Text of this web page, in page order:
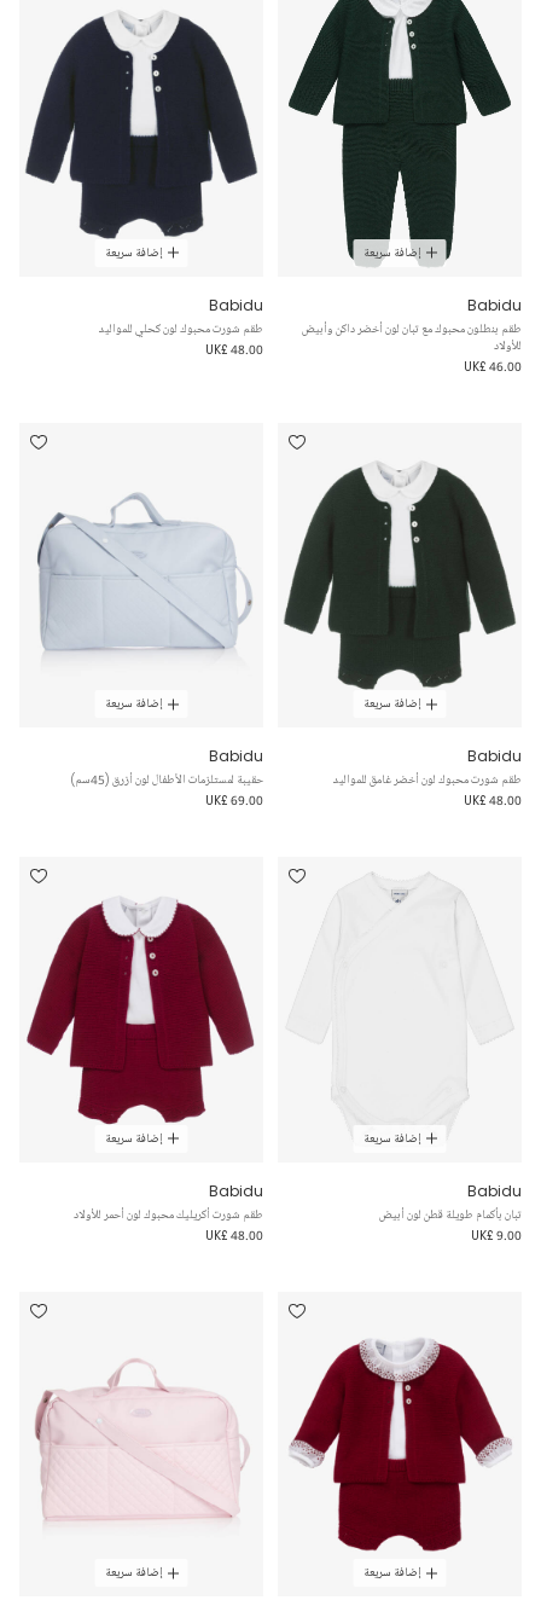
إضافة سريعة
Babidu
طقم بنطلون محبوك مع تبان لون أخضر داكن وأبيض
للأولاد
UK£ 46.00
إضافة سريعة
Babidu
طقم شورت محبوك لون كحلي للمواليد
UK£ 48.00
إضافة سريعة
Babidu
طقم شورت محبوك لون أخضر غامق للمواليد
UK£ 48.00
إضافة سريعة
Babidu
حقيبة لمستلزمات الأطفال لون أزرق (45سم)
UK£ 69.00
إضافة سريعة
Babidu
تبان بأكمام طويلة قطن لون أبيض
UK£ 9.00
إضافة سريعة
Babidu
طقم شورت أكريليك محبوك لون أحمر للأولاد
UK£ 48.00
إضافة سريعة إضافة سريعة